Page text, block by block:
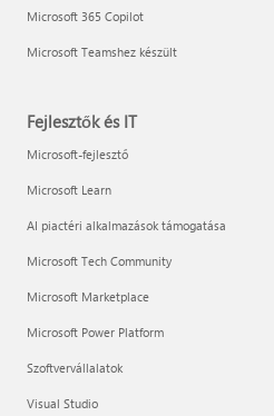
Microsoft 365 Copilot
Microsoft Teamshez készült
Fejlesztők és IT
Microsoft-fejlesztő
Microsoft Learn
AI piactéri alkalmazások támogatása
Microsoft Tech Community
Microsoft Marketplace
Microsoft Power Platform
Szoftvervállalatok
Visual Studio